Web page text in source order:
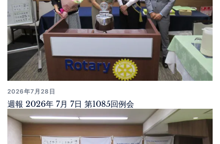
2026年7月28日
週報 2026年 7月 7日 第1085回例会